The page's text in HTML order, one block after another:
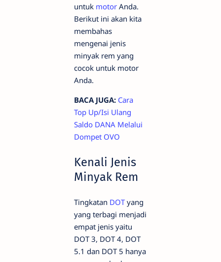
untuk motor Anda.
Berikut ini akan kita
membahas
mengenai jenis
minyak rem yang
cocok untuk motor
Anda.
BACA JUGA: Cara
Top Up/Isi Ulang
Saldo DANA Melalui
Dompet OVO
Kenali Jenis
Minyak Rem
Tingkatan DOTyang
yang terbagi menjadi
empat jenis yaitu
DOT 3, DOT 4, DOT
5.1 dan DOT 5 hanya